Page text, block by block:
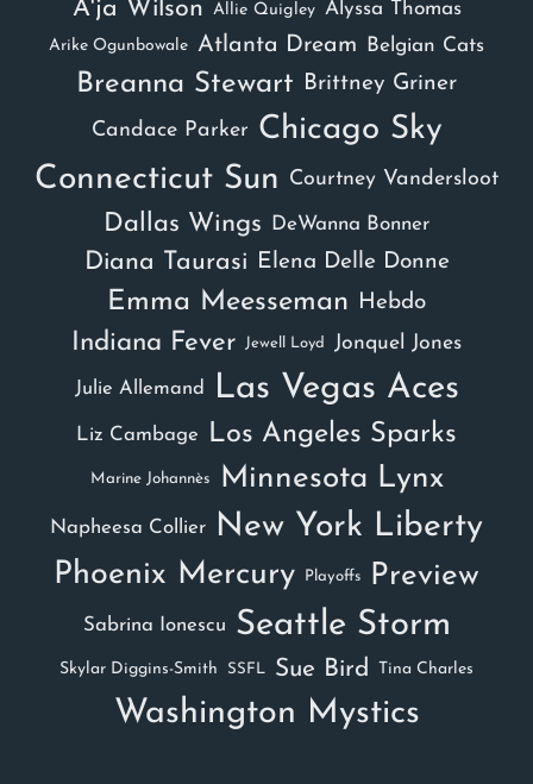
A'ja Wilson Allie Quigley Alyssa Thomas
Arike Ogunbowale Atlanta Dream Belgian Cats
Breanna Stewart Brittney Griner
Candace Parker Chicago Sky
Connecticut Sun
Courtney Vandersloot
Dallas Wings DeWanna Bonner
Diana Taurasi Elena Delle Donne
Emma Meesseman Hebdo
Indiana Fever Jewell Loyd Jonquel Jones
Julie Allemand Las Vegas Aces
Liz Cambage Los Angeles Sparks
Marine Johannès Minnesota Lynx
Napheesa Collier New York Liberty
Phoenix Mercury Playoffs Preview
Sabrina Ionescu Seattle Storm
Skylar Diggins-Smith SSFL Sue Bird Tina Charles
Washington Mystics